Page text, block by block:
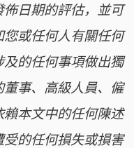
日期的評估，並可
或任何人有關任何
的任何事項做出獨
董事、高級人員、僱
本文中的任何陳述
的任何損失或損害